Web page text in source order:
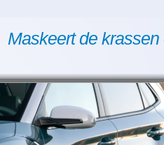
Maskeert de